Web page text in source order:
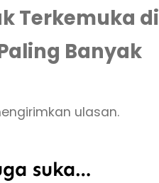
Terkemuka di
Banyak
ulasan.
suka…